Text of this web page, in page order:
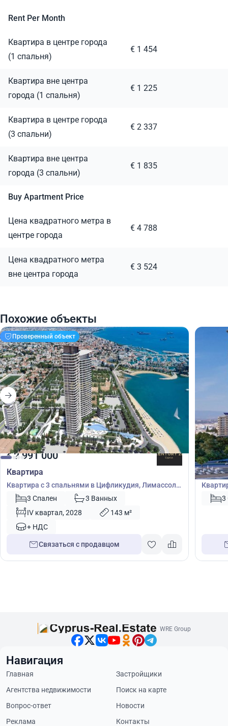
Rent Per Month
Квартира в центре города
(1 спальня)
€ 1 454
Квартира вне центра
города (1 спальня)
€ 1 225
Квартира в центре города
(3 спальни)
€ 2 337
Квартира вне центра
города (3 спальни)
€ 1 835
Buy Apartment Price
Цена квадратного метра в
центре города
€ 4 788
Цена квадратного метра
вне центра города
€ 3 524
Похожие объекты
Проверенный объект
€2 991 000
Квартира
Квартира с 3 спальнями в Цифликудия, Лимассол,
Лимасол, Кипр № 6139
3 Спален
3 Ванных
IV квартал, 2028
143 м²
+ НДС
Связаться с продавцом
€3
Кипр3
WRE Group
Навигация
Главная
Застройщики
Агентства недвижимости
Поиск на карте
Вопрос-ответ
Новости
Реклама
Контакты